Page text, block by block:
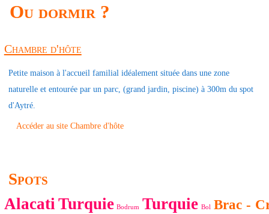
Ou dormir ?
Chambre d'hôte
Petite maison à l'accueil familial idéalement située dans une zone
naturelle et entourée par un parc, (grand jardin, piscine) à 300m du spot
d'Aytré.
Accéder au site Chambre d'hôte
Spots
AlacatiTurquie Bodrum Turquie Bol Brac -